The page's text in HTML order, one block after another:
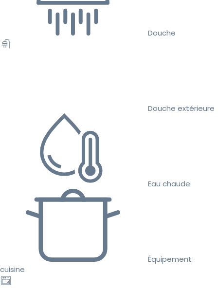
Douche
Douche extérieure
Eau chaude
Équipement
cuisine